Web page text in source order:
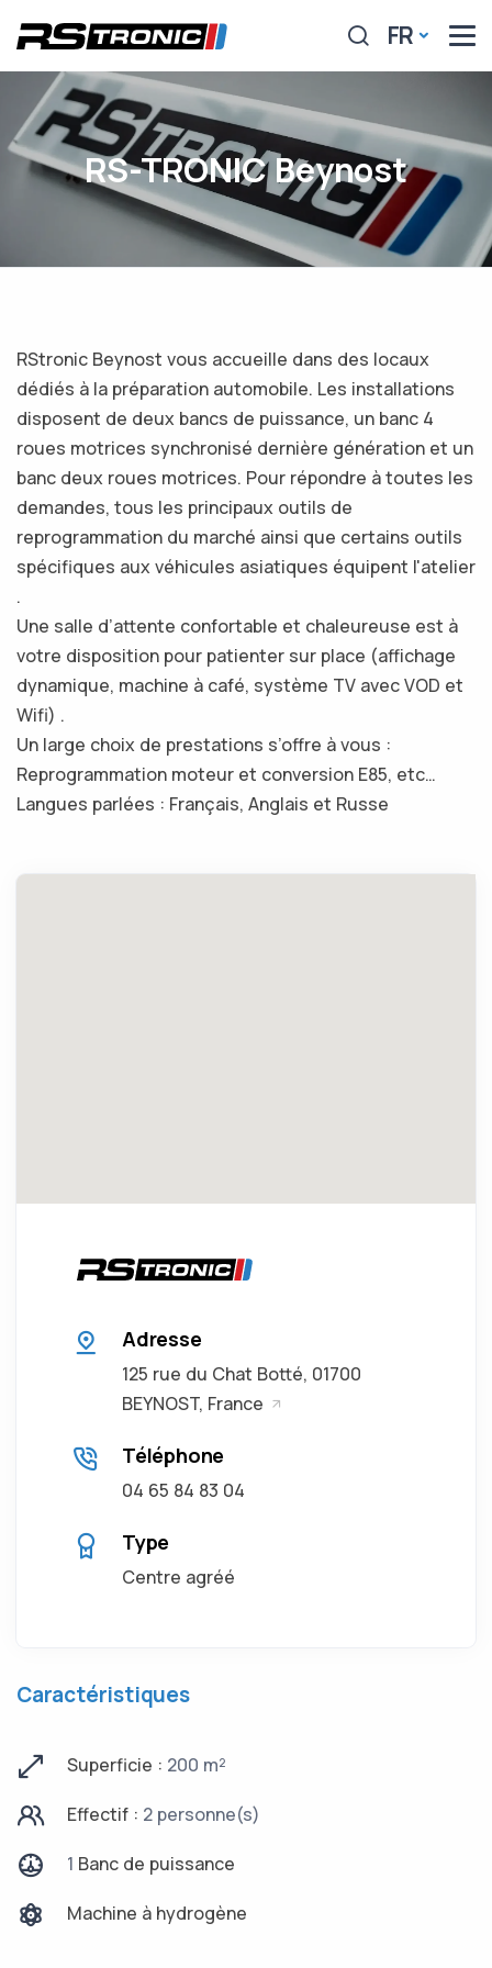
FR
RS-TRONIC Beynost
RStronic Beynost vous accueille dans des locaux
dédiés à la préparation automobile. Les installations
disposent de deux bancs de puissance, un banc 4
roues motrices synchronisé dernière génération et un
banc deux roues motrices. Pour répondre à toutes les
demandes, tous les principaux outils de
reprogrammation du marché ainsi que certains outils
spécifiques aux véhicules asiatiques équipent l'atelier
.
Une salle d’attente confortable et chaleureuse est à
votre disposition pour patienter sur place (affichage
dynamique, machine à café, système TV avec VOD et
Wifi) .
Un large choix de prestations s’offre à vous :
Reprogrammation moteur et conversion E85, etc…
Langues parlées : Français, Anglais et Russe
Adresse
125 rue du Chat Botté, 01700
BEYNOST, France
Téléphone
04 65 84 83 04
Type
Centre agréé
Caractéristiques
Superficie : 200 m²
Effectif : 2 personne(s)
1 Banc de puissance
Machine à hydrogène